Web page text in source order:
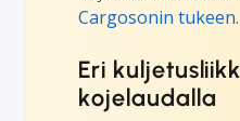
Cargosonin tukeen.
Eri
kojelaudalla